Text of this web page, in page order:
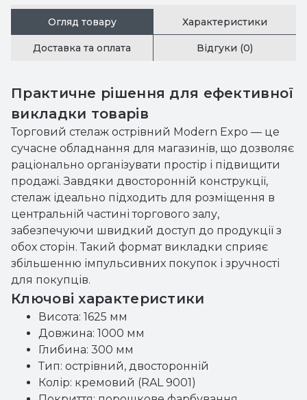
Огляд товару Характеристики
Доставка та оплата Відгуки (0)
Практичне рішення для ефективної
викладки товарів
Торговий стелаж острівний Modern Expo — це
сучасне обладнання для магазинів, що дозволяє
раціонально організувати простір і підвищити
продажі. Завдяки двосторонній конструкції,
стелаж ідеально підходить для розміщення в
центральній частині торгового залу,
забезпечуючи швидкий доступ до продукції з
обох сторін. Такий формат викладки сприяє
збільшенню імпульсивних покупок і зручності
для покупців.
Ключові характеристики
Висота: 1625 мм
Довжина: 1000 мм
Глибина: 300 мм
Тип: острівний, двосторонній
Колір: кремовий (RAL 9001)